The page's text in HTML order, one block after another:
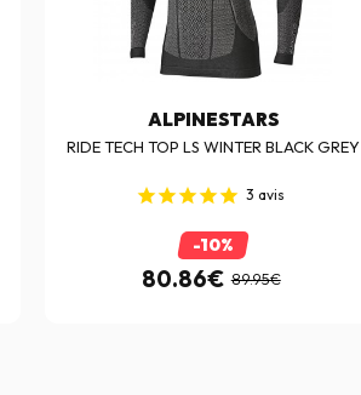
ALPINESTARS
RIDE TECH TOP LS WINTER BLACK GREY
3 avis
-10%
80.86€ 89.95€